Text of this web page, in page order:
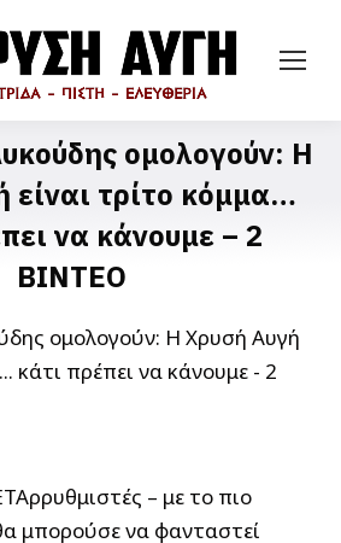
ομολογούν: Η
είναι τρίτο κόμμα…
να κάνουμε – 2
ΒΙΝΤΕΟ
– με το πιο
μπορούσε να φανταστεί